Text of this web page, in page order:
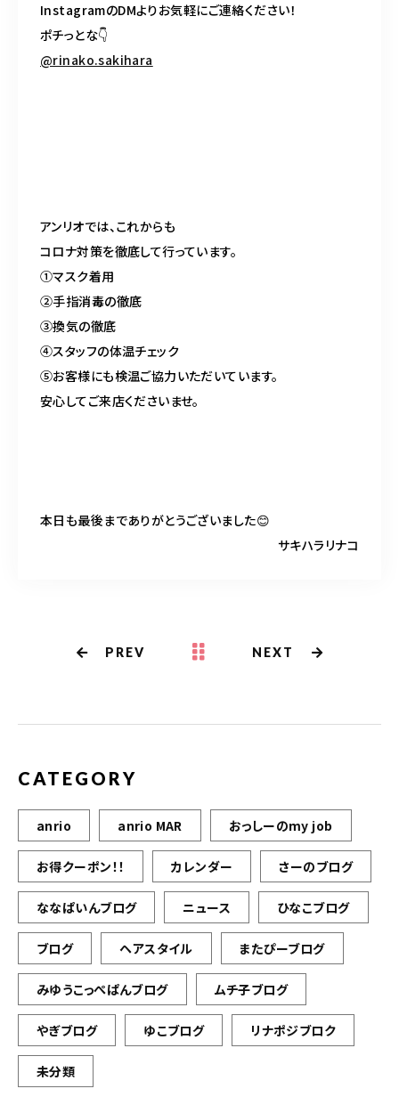
InstagramのDMよりお気軽にご連絡ください！
ポチっとな👇
@rinako.sakihara
アンリオでは、これからも
コロナ対策を徹底して行っています。
①マスク着用
②手指消毒の徹底
③換気の徹底
④スタッフの体温チェック
⑤お客様にも検温ご協力いただいています。
安心してご来店くださいませ。
本日も最後までありがとうございました😊
サキハラリナコ
PREV NEXT
CATEGORY
anrio anrio MAR おっしーのmy job
お得クーポン！！ カレンダー さーのブログ
ななぱいんブログ ニュース ひなこブログ
ブログ ヘアスタイル またぴーブログ
みゆうこっぺぱんブログ ムチ子ブログ
やぎブログ ゆこブログ リナポジブロク
未分類